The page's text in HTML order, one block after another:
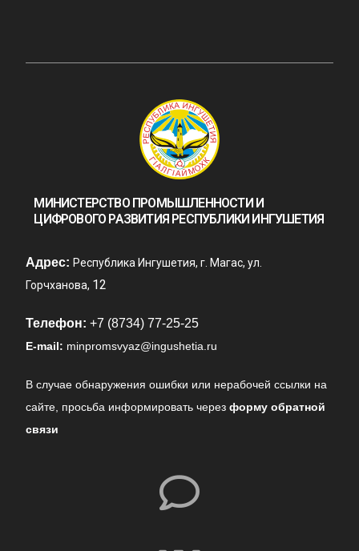
МИНИСТЕРСТВО ПРОМЫШЛЕННОСТИ И
ЦИФРОВОГО РАЗВИТИЯ РЕСПУБЛИКИ ИНГУШЕТИЯ
Адрес: Республика Ингушетия, г. Магас, ул.
Горчханова, 12
Телефон: +7 (8734) 77-25-25
E-mail: minpromsvyaz@ingushetia.ru
В случае обнаружения ошибки или нерабочей ссылки на
сайте, просьба информировать черезформу обратной
связи